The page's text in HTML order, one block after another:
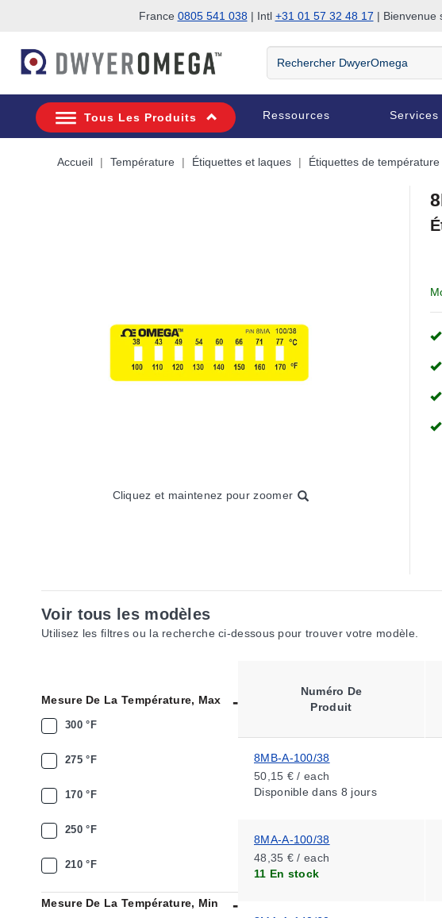
France 0805 541 038| Intl +31 01 57 32 48 17 | Bienvenue
Rechercher
DwyerOmega
Tous Les Produits Ressources Services
Accueil Température Étiquettes et laques Étiquettes de
Cliquez et maintenez pour zoomer
Voir tous les modèles
Utilisez les filtres ou la recherche ci-dessous pour trouver votre modèle.
Mesure De La Température, Max
300 °F
275 °F
170 °F
250 °F
210 °F
Mesure De La Température, Min
Numéro De
Produit
8MB-A-100/38
50,15 € / each
Disponible dans 8 jours
8MA-A-100/38
48,35 € / each
11 En stock